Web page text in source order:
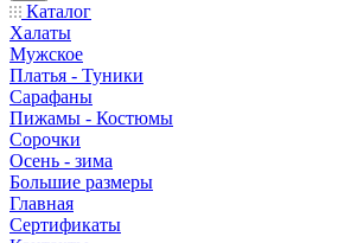
Каталог
Халаты
Мужское
Платья - Туники
Сарафаны
Пижамы - Костюмы
Сорочки
Oсень - зима
Большие размеры
Главная
Сертификаты